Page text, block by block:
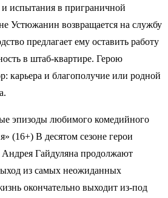
и испытания в приграничной
Устюжанин возвращается на службу
предлагает ему оставить работу
в штаб-квартире. Герою
карьера и благополучие или родной
эпизоды любимого комедийного
(16+) В десятом сезоне герои
Гайдуляна продолжают
из самых неожиданных
окончательно выходит из-под